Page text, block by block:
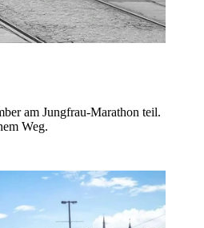
am Jungfrau-Marathon teil.
Weg.